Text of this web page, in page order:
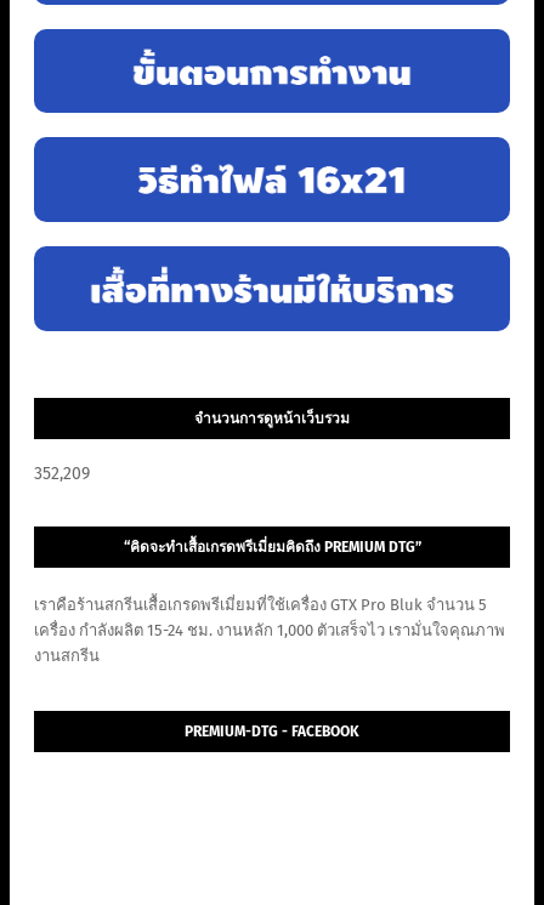
จำนวนการดูหน้าเว็บรวม
352,209
“คิดจะทำเสื้อเกรดพรีเมี่ยมคิดถึง PREMIUM DTG”
เราคือร้านสกรีนเสื้อเกรดพรีเมี่ยมที่ใช้เครื่อง GTX Pro Bluk จำนวน 5
เครื่อง กำลังผลิต 15-24 ชม. งานหลัก 1,000 ตัวเสร็จไว เรามั่นใจคุณภาพ
งานสกรีน
PREMIUM-DTG - FACEBOOK